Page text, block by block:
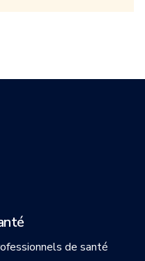
de santé